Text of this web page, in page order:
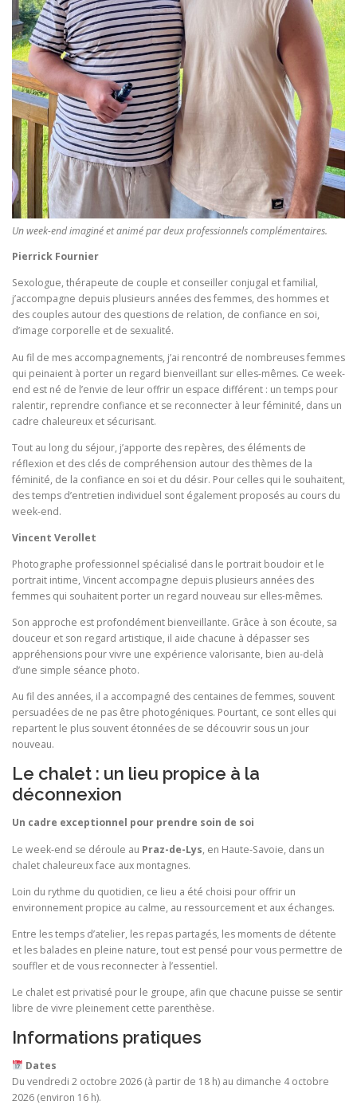
Un week-end imaginé et animé par deux professionnels complémentaires.
Pierrick Fournier
Sexologue, thérapeute de couple et conseiller conjugal et familial,
j’accompagne depuis plusieurs années des femmes, des hommes et
des couples autour des questions de relation, de confiance en soi,
d’image corporelle et de sexualité.
Au fil de mes accompagnements, j’ai rencontré de nombreuses femmes
qui peinaient à porter un regard bienveillant sur elles-mêmes. Ce week-
end est né de l’envie de leur offrir un espace différent : un temps pour
ralentir, reprendre confiance et se reconnecter à leur féminité, dans un
cadre chaleureux et sécurisant.
Tout au long du séjour, j’apporte des repères, des éléments de
réflexion et des clés de compréhension autour des thèmes de la
féminité, de la confiance en soi et du désir. Pour celles qui le souhaitent,
des temps d’entretien individuel sont également proposés au cours du
week-end.
Vincent Verollet
Photographe professionnel spécialisé dans le portrait boudoir et le
portrait intime, Vincent accompagne depuis plusieurs années des
femmes qui souhaitent porter un regard nouveau sur elles-mêmes.
Son approche est profondément bienveillante. Grâce à son écoute, sa
douceur et son regard artistique, il aide chacune à dépasser ses
appréhensions pour vivre une expérience valorisante, bien au-delà
d’une simple séance photo.
Au fil des années, il a accompagné des centaines de femmes, souvent
persuadées de ne pas être photogéniques. Pourtant, ce sont elles qui
repartent le plus souvent étonnées de se découvrir sous un jour
nouveau.
Le chalet : un lieu propice à la
déconnexion
Un cadre exceptionnel pour prendre soin de soi
Le week-end se déroule au Praz-de-Lys, en Haute-Savoie, dans un
chalet chaleureux face aux montagnes.
Loin du rythme du quotidien, ce lieu a été choisi pour offrir un
environnement propice au calme, au ressourcement et aux échanges.
Entre les temps d’atelier, les repas partagés, les moments de détente
et les balades en pleine nature, tout est pensé pour vous permettre de
souffler et de vous reconnecter à l’essentiel.
Le chalet est privatisé pour le groupe, afin que chacune puisse se sentir
libre de vivre pleinement cette parenthèse.
Informations pratiques
Dates
Du vendredi 2 octobre 2026 (à partir de 18 h) au dimanche 4 octobre
2026 (environ 16 h).